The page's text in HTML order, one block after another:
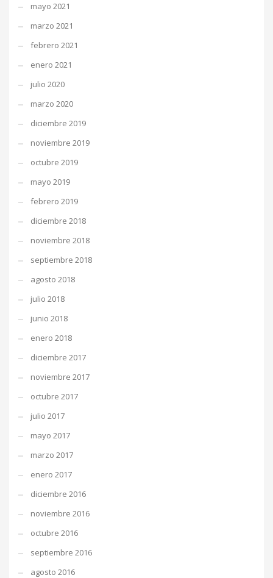
mayo 2021
marzo 2021
febrero 2021
enero 2021
julio 2020
marzo 2020
diciembre 2019
noviembre 2019
octubre 2019
mayo 2019
febrero 2019
diciembre 2018
noviembre 2018
septiembre 2018
agosto 2018
julio 2018
junio 2018
enero 2018
diciembre 2017
noviembre 2017
octubre 2017
julio 2017
mayo 2017
marzo 2017
enero 2017
diciembre 2016
noviembre 2016
octubre 2016
septiembre 2016
agosto 2016